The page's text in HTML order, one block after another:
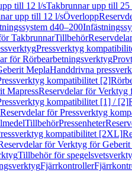
till 12 l/sTakbrunnar upp till 25
upp till 12 l/sÖverlopp
d40–200
TakbrunnarTillbehör
Pressverktyg
för Rörbearbetningsverktyg
MeplaHanddrivna
kompatibilitet [2]
MapressReservdelar för Verktyg
kompatibilitet [1] / [2]
Reservdelar för Pressverktyg
TillbehörPressenheter
kompatibilitet [2XL]
för Verktyg för
Tillbehör för
Fjärrkontroller